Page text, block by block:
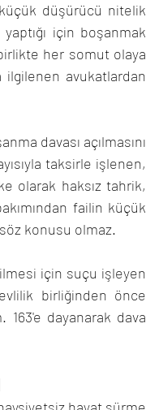
düşürücü nitelik
yaptığı için boşanmak
her somut olaya
ilgilenen avukatlardan
davası açılmasını
taksirle işlenen,
olarak haksız tahrik,
failin küçük
konusu olmaz.
için suçu işleyen
birliğinden önce
dayanarak dava